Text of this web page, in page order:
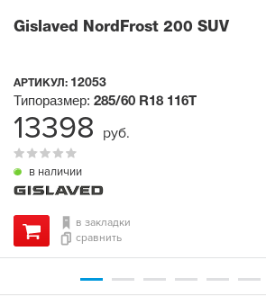
Gislaved NordFrost 200 SUV
АРТИКУЛ: 12053
в наличии
Типоразмер: 285/60 R18 116T
в закладки
сравнить
13398 руб.